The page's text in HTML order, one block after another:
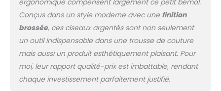
ergonomique compensent largement ce petit bémol.
Conçus dans un style moderne avec une finition
brossée, ces ciseaux argentés sont non seulement
un outil indispensable dans une trousse de couture
mais aussi un produit esthétiquement plaisant. Pour
moi, leur rapport qualité-prix est imbattable, rendant
chaque investissement parfaitement justifié.